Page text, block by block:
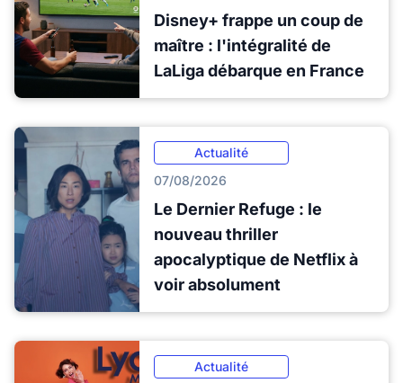
Disney+ frappe un coup de
maître : l'intégralité de
LaLiga débarque en France
Actualité
07/08/2026
Le Dernier Refuge : le
nouveau thriller
apocalyptique de Netflix à
voir absolument
Actualité